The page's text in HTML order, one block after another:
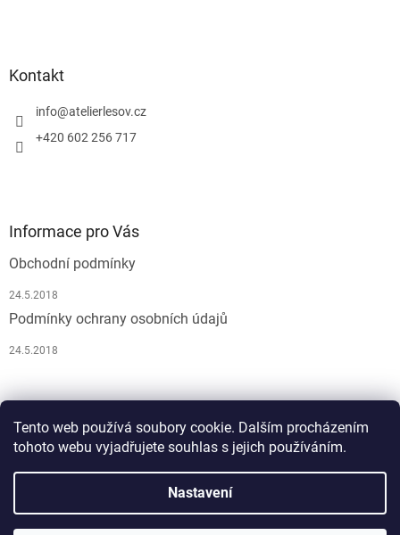
Tento web používá soubory cookie. Dalším procházením
tohoto webu vyjadřujete souhlas s jejich používáním.
Nastavení
Kontakt
info@atelierlesov.cz
+420 602 256 717
Informace pro Vás
Obchodní podmínky
24.5.2018
Podmínky ochrany osobních údajů
24.5.2018
Vytvořil Shoptet